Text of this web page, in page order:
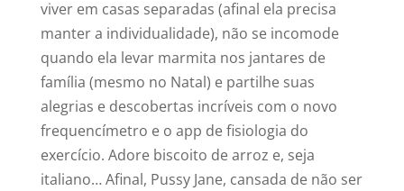
viver em casas separadas (afinal ela precisa
manter a individualidade), não se incomode
quando ela levar marmita nos jantares de
família (mesmo no Natal) e partilhe suas
alegrias e descobertas incríveis com o novo
frequencímetro e o app de fisiologia do
exercício. Adore biscoito de arroz e, seja
italiano… Afinal, Pussy Jane, cansada de não ser